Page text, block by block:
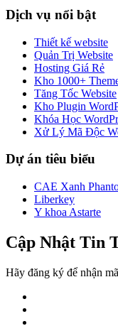
Dịch vụ nổi bật
Thiết kế website
Quản Trị Website
Hosting Giá Rẻ
Kho 1000+
Tăng Tốc Website
Kho Plugin
Khóa Học
Xử Lý Mã Độc
Dự án tiêu biểu
CAE Xanh
Liberkey
Y khoa Astarte
Cập Nhật Tin
Hãy đăng ký để nhận